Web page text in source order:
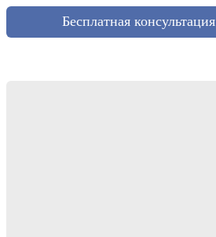
Бесплатная консультация